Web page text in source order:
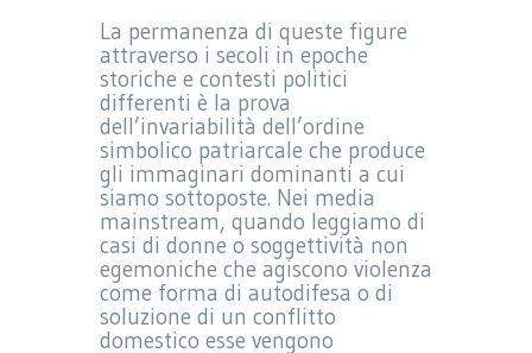
La permanenza di queste figure
attraverso i secoli in epoche
storiche e contesti politici
differenti è la prova
dell’invariabilità dell’ordine
simbolico patriarcale che produce
gli immaginari dominanti a cui
siamo sottoposte. Nei media
mainstream, quando leggiamo di
casi di donne o soggettività non
egemoniche che agiscono violenza
come forma di autodifesa o di
soluzione di un conflitto
domestico esse vengono